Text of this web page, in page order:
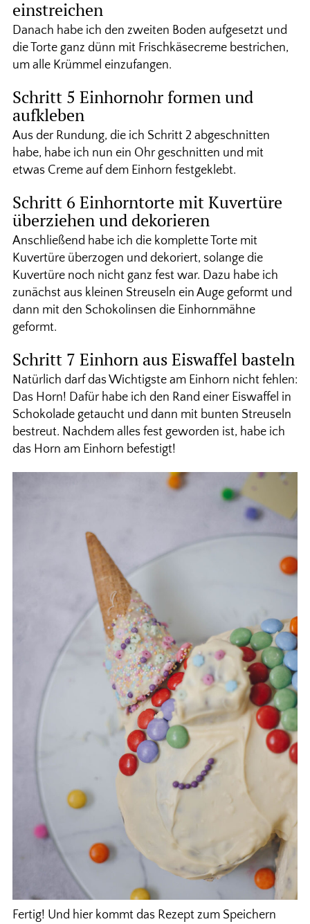
einstreichen
Danach habe ich den zweiten Boden aufgesetzt und
die Torte ganz dünn mit Frischkäsecreme bestrichen,
um alle Krümmel einzufangen.
Schritt 5 Einhornohr formen und
aufkleben
Aus der Rundung, die ich Schritt 2 abgeschnitten
habe, habe ich nun ein Ohr geschnitten und mit
etwas Creme auf dem Einhorn festgeklebt.
Schritt 6 Einhorntorte mit Kuvertüre
überziehen und dekorieren
Anschließend habe ich die komplette Torte mit
Kuvertüre überzogen und dekoriert, solange die
Kuvertüre noch nicht ganz fest war. Dazu habe ich
zunächst aus kleinen Streuseln ein Auge geformt und
dann mit den Schokolinsen die Einhornmähne
geformt.
Schritt 7 Einhorn aus Eiswaffel basteln
Natürlich darf das Wichtigste am Einhorn nicht fehlen:
Das Horn! Dafür habe ich den Rand einer Eiswaffel in
Schokolade getaucht und dann mit bunten Streuseln
bestreut. Nachdem alles fest geworden ist, habe ich
das Horn am Einhorn befestigt!
Fertig! Und hier kommt das Rezept zum Speichern